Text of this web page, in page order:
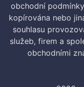
obchodní
kopírována nebo
souhlasu
služeb, firem a
obchodními